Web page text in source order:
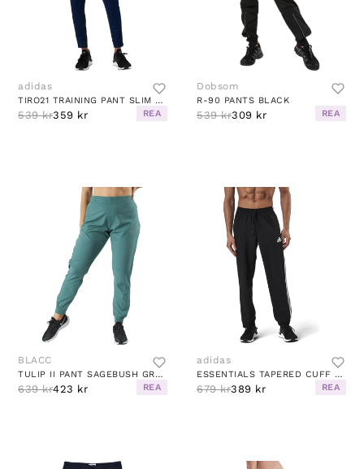
adidas
TIRO21 TRAINING PANT SLIM TEAM NAVY BLUE
539 kr359 kr REA
Dobsom
R-90 PANTS BLACK
539 kr309 kr REA
BLACC
TULIP II PANT SAGEBUSH GREEN
639 kr423 kr REA
adidas
ESSENTIALS TAPERED CUFF 3 STRIPES PANTS BLACK
679 kr389 kr REA